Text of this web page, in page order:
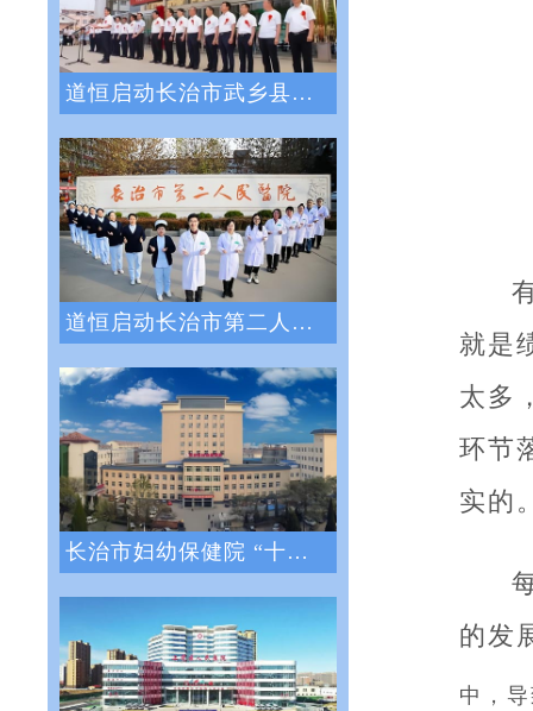
道恒启动长治市武乡县人民医院绩效管理体系
道恒启动长治市第二人民医院绩效管理咨询服
长治市妇幼保健院 “十四五”医院战略与绩
就是
太多
环节
实的
的发
中，